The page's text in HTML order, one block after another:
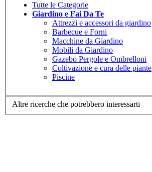
Tutte le Categorie
Giardino e Fai Da Te
Attrezzi e accessori da giardino
Barbecue e Forni
Macchine da Giardino
Mobili da Giardino
Gazebo Pergole e Ombrelloni
Coltivazione e cura delle piante
Piscine
Altre ricerche che potrebbero interessarti